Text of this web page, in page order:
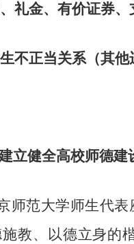
礼金、有价证券、
不正当关系（其他
立健全高校师德
师范大学师生代
教、以德立身的